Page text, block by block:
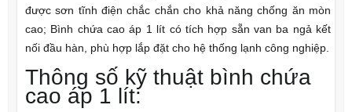
được sơn tĩnh điện chắc chắn cho khả năng chống ăn mòn
cao; Bình chứa cao áp 1 lít có tích hợp sẵn van ba ngả kết
nối đầu hàn, phù hợp lắp đặt cho hệ thống lạnh công nghiệp.
Thông số kỹ thuật bình chứa
cao áp 1 lít: